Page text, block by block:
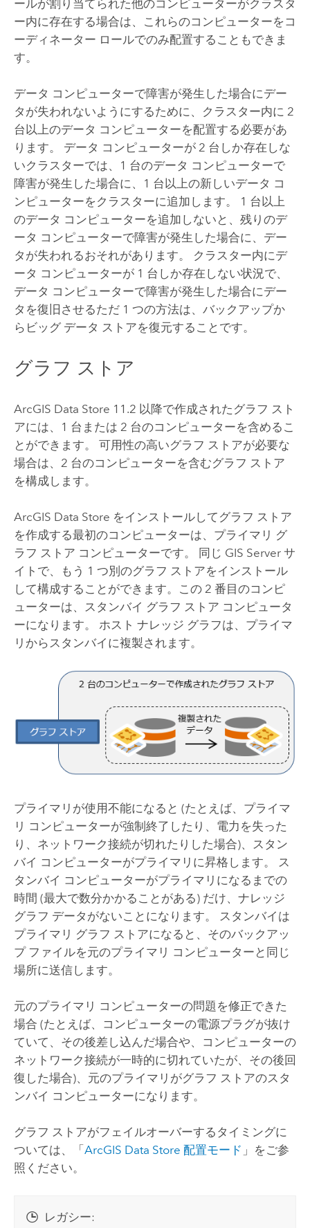
ールが割り当てられた他のコンピューターがクラスタ
ー内に存在する場合は、これらのコンピューターをコ
ーディネーター ロールでのみ配置することもできま
す。
データ コンピューターで障害が発生した場合にデー
タが失われないようにするために、クラスター内に 2
台以上のデータ コンピューターを配置する必要があ
ります。 データ コンピューターが 2 台しか存在しな
いクラスターでは、1 台のデータ コンピューターで
障害が発生した場合に、1 台以上の新しいデータ コ
ンピューターをクラスターに追加します。 1 台以上
のデータ コンピューターを追加しないと、残りのデ
ータ コンピューターで障害が発生した場合に、デー
タが失われるおそれがあります。 クラスター内にデ
ータ コンピューターが 1 台しか存在しない状況で、
データ コンピューターで障害が発生した場合にデー
タを復旧させるただ 1 つの方法は、バックアップか
らビッグ データ ストアを復元することです。
グラフ ストア
ArcGIS Data Store 11.2 以降で作成されたグラフ スト
アには、1 台または 2 台のコンピューターを含めるこ
とができます。 可用性の高いグラフ ストアが必要な
場合は、2 台のコンピューターを含むグラフ ストア
を構成します。
ArcGIS Data Store をインストールしてグラフ ストア
を作成する最初のコンピューターは、プライマリ グ
ラフ ストア コンピューターです。 同じ GIS Serverサ
イトで、もう 1 つ別のグラフ ストアをインストール
して構成することができます。この 2 番目のコンピ
ューターは、スタンバイ グラフ ストア コンピュータ
ーになります。 ホスト ナレッジ グラフは、プライマ
リからスタンバイに複製されます。
プライマリが使用不能になると (たとえば、プライマ
リ コンピューターが強制終了したり、電力を失った
り、ネットワーク接続が切れたりした場合)、スタン
バイ コンピューターがプライマリに昇格します。 ス
タンバイ コンピューターがプライマリになるまでの
時間 (最大で数分かかることがある) だけ、ナレッジ
グラフ データがないことになります。 スタンバイは
プライマリ グラフ ストアになると、そのバックアッ
プ ファイルを元のプライマリ コンピューターと同じ
場所に送信します。
元のプライマリ コンピューターの問題を修正できた
場合 (たとえば、コンピューターの電源プラグが抜け
ていて、その後差し込んだ場合や、コンピューターの
ネットワーク接続が一時的に切れていたが、その後回
復した場合)、元のプライマリがグラフ ストアのスタ
ンバイ コンピューターになります。
グラフ ストアがフェイルオーバーするタイミングに
ついては、「 ArcGIS Data Store 配置モード 」をご参
照ください。
レガシー: